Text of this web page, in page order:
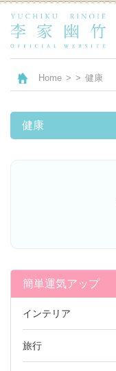
Home > > 健康
健康
簡単運気アップ
インテリア
旅行